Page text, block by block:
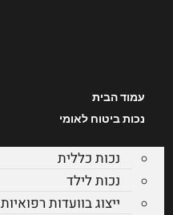
עמוד הבית
נכות ביטוח לאומי
נכות כללית
נכות לילד
ייצוג בוועדות רפואיות